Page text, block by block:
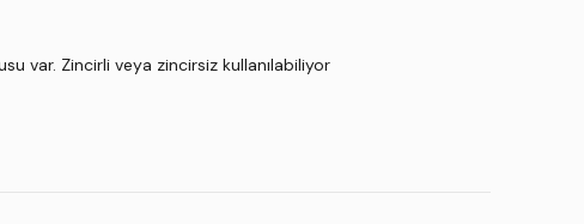
var. Zincirli veya zincirsiz kullanılabiliyor